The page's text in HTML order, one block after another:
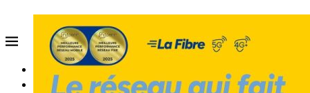
ACCUEIL
QUI SOMMES-NOUS?